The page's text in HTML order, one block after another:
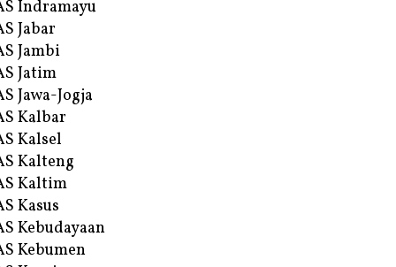
Indramayu
Jabar
Jambi
Jatim
Jawa-Jogja
Kalbar
Kalsel
Kalteng
Kaltim
Kasus
Kebudayaan
Kebumen